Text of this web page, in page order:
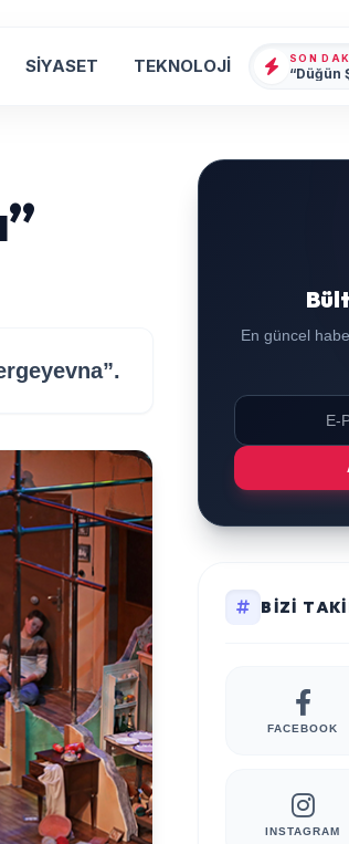
SİYASET TEKNOLOJİ SON
En güncel
BIZI
FACEBOOK
INSTAGRAM